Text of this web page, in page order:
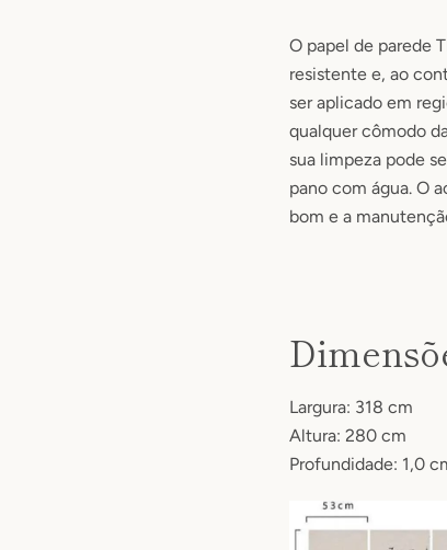
O papel de parede
resistente e, ao
ser aplicado em
qualquer cômodo
sua limpeza pode
pano com água. O
bom e a
Largura: 318 cm
Altura: 280 cm
Profundidade: 1,0